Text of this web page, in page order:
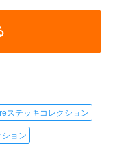
ステッキコレクション
ョン